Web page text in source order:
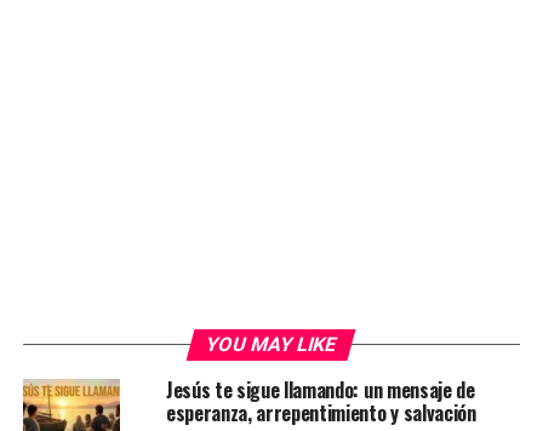
YOU MAY LIKE
Jesús te sigue llamando: un mensaje de
esperanza, arrepentimiento y salvación